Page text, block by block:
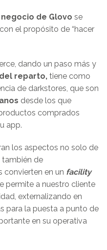
de Glovo se
con el propósito de “hacer
dando un paso más y
reparto, tiene como
de darkstores, que son
desde los que
comprados
app.
los aspectos no solo de
también de
convierten en un facility
permite a nuestro cliente
externalizando en
para la puesta a punto de
en su operativa